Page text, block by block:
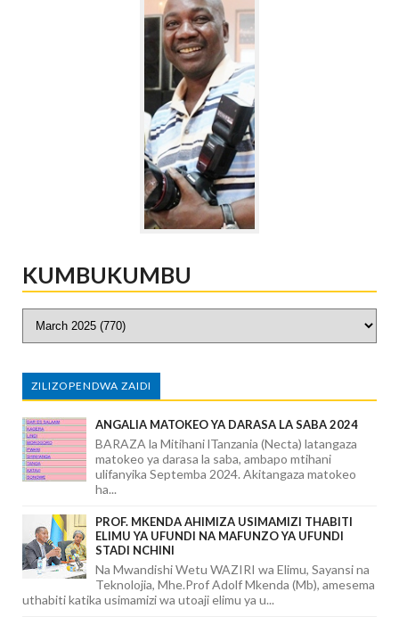
KUMBUKUMBU
ZILIZOPENDWA ZAIDI
ANGALIA MATOKEO YA DARASA LA SABA 2024
BARAZA la Mitihani lTanzania (Necta) latangaza
matokeo ya darasa la saba, ambapo mtihani
ulifanyika Septemba 2024. Akitangaza matokeo
ha...
PROF. MKENDA AHIMIZA USIMAMIZI THABITI
ELIMU YA UFUNDI NA MAFUNZO YA UFUNDI
STADI NCHINI
Na Mwandishi Wetu WAZIRI wa Elimu, Sayansi na
Teknolojia, Mhe.Prof Adolf Mkenda (Mb), amesema
uthabiti katika usimamizi wa utoaji elimu ya u...